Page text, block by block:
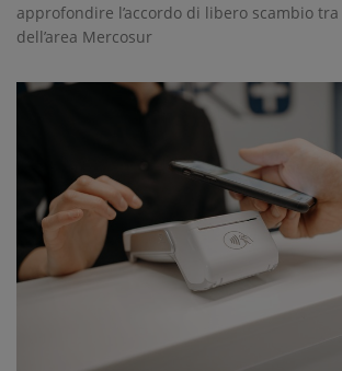
approfondire l’accordo di libero scambio tra
dell’area Mercosur